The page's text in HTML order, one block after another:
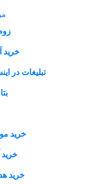
موبو
زوم
خرید آی
تبلیغات در
بتا
خرید
خرید آی
خرید